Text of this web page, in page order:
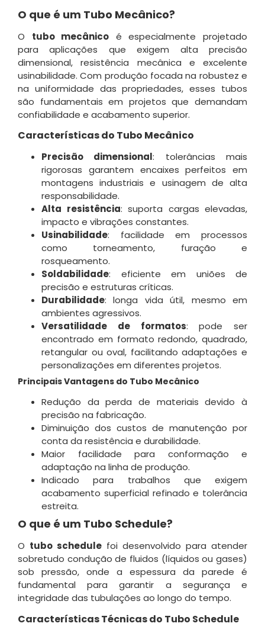
O que é um Tubo Mecânico?
O tubo mecânico é especialmente projetado
para aplicações que exigem alta precisão
dimensional, resistência mecânica e excelente
usinabilidade. Com produção focada na robustez e
na uniformidade das propriedades, esses tubos
são fundamentais em projetos que demandam
confiabilidade e acabamento superior.
Características do Tubo Mecânico
Precisão dimensional: tolerâncias mais
rigorosas garantem encaixes perfeitos em
montagens industriais e usinagem de alta
responsabilidade.
Alta resistência: suporta cargas elevadas,
impacto e vibrações constantes.
Usinabilidade: facilidade em processos
como torneamento, furação e
rosqueamento.
Soldabilidade: eficiente em uniões de
precisão e estruturas críticas.
Durabilidade: longa vida útil, mesmo em
ambientes agressivos.
Versatilidade de formatos: pode ser
encontrado em formato redondo, quadrado,
retangular ou oval, facilitando adaptações e
personalizações em diferentes projetos.
Principais Vantagens do Tubo Mecânico
Redução da perda de materiais devido à
precisão na fabricação.
Diminuição dos custos de manutenção por
conta da resistência e durabilidade.
Maior facilidade para conformação e
adaptação na linha de produção.
Indicado para trabalhos que exigem
acabamento superficial refinado e tolerância
estreita.
O que é um Tubo Schedule?
O tubo schedule foi desenvolvido para atender
sobretudo condução de fluidos (líquidos ou gases)
sob pressão, onde a espessura da parede é
fundamental para garantir a segurança e
integridade das tubulações ao longo do tempo.
Características Técnicas do Tubo Schedule